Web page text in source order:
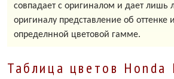
совпадает с оригиналом и дает лишь
оригиналу представление об оттенке
определнной цветовой гамме.
Таблица цветов